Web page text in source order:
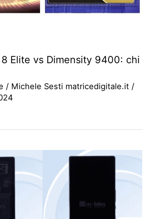
Elite vs Dimensity 9400: chi
/ Michele Sesti matricedigitale.it /